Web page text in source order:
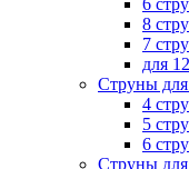
8
7
для
Струны
4
5
6
Струны для